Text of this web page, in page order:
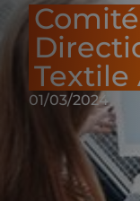
Textile
01/03/2024